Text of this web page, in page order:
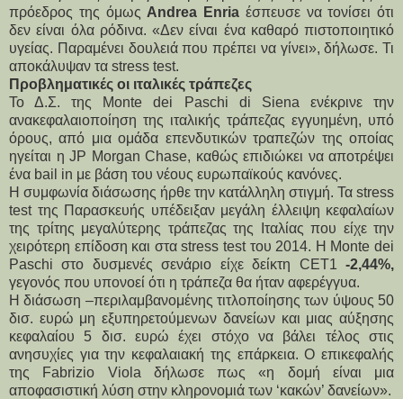
πρόεδρος της όμως Andrea Enria έσπευσε να τονίσει ότι
δεν είναι όλα ρόδινα. «Δεν είναι ένα καθαρό πιστοποιητικό
υγείας. Παραμένει δουλειά που πρέπει να γίνει», δήλωσε. Τι
αποκάλυψαν τα stress test.
Προβληματικές οι ιταλικές τράπεζες
Το Δ.Σ. της Monte dei Paschi di Siena ενέκρινε την
ανακεφαλαιοποίηση της ιταλικής τράπεζας εγγυημένη, υπό
όρους, από μια ομάδα επενδυτικών τραπεζών της οποίας
ηγείται η JP Morgan Chase, καθώς επιδιώκει να αποτρέψει
ένα bail in με βάση του νέους ευρωπαϊκούς κανόνες.
Η συμφωνία διάσωσης ήρθε την κατάλληλη στιγμή. Τα stress
test της Παρασκευής υπέδειξαν μεγάλη έλλειψη κεφαλαίων
της τρίτης μεγαλύτερης τράπεζας της Ιταλίας που είχε την
χειρότερη επίδοση και στα stress test του 2014. Η Monte dei
Paschi στο δυσμενές σενάριο είχε δείκτη CET1 -2,44%,
γεγονός που υπονοεί ότι η τράπεζα θα ήταν αφερέγγυα.
Η διάσωση –περιλαμβανομένης τιτλοποίησης των ύψους 50
δισ. ευρώ μη εξυπηρετούμενων δανείων και μιας αύξησης
κεφαλαίου 5 δισ. ευρώ έχει στόχο να βάλει τέλος στις
ανησυχίες για την κεφαλαιακή της επάρκεια. Ο επικεφαλής
της Fabrizio Viola δήλωσε πως «η δομή είναι μια
αποφασιστική λύση στην κληρονομιά των ‘κακών’ δανείων».